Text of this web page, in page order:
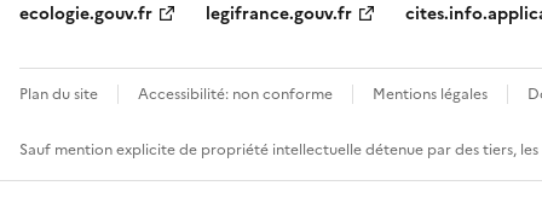
ecologie.gouv.fr
legifrance.gouv.fr
Plan du site Accessibilité: non conforme Mentions légales
Sauf mention explicite de propriété intellectuelle détenue par des tiers,